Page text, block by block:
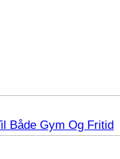
Både Gym Og Fritid